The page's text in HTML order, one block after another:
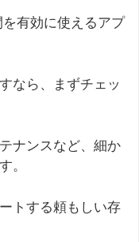
有効に使えるアプ
なら、まずチェッ
ナンスなど、細か
。
トする頼もしい存